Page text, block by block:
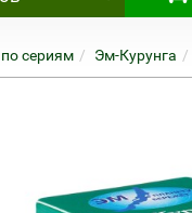
сериям Эм-Курунга